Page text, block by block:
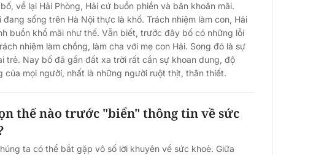
về lại Hải Phòng, Hải cứ buồn phiền và băn khoăn mãi.
đang sống trên Hà Nội thực là khổ. Trách nhiệm làm con, Hải
buồn khổ mãi như thế. Vẫn biết, trước đây bố có những lỗi
nhiệm làm chồng, làm cha với mẹ con Hải. Song đó là sự
trẻ. Nay bố đã gần đất xa trời rất cần sự khoan dung, độ
của mọi người, nhất là những người ruột thịt, thân thiết.
thế nào trước "biển" thông tin về sức
ta có thể bắt gặp vô số lời khuyên về sức khoẻ. Giữa